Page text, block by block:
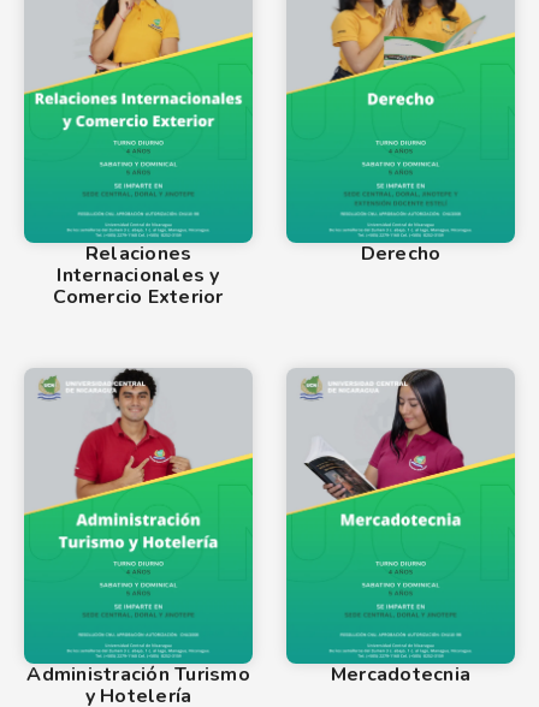
Relaciones
Internacionales y
Comercio Exterior
Derecho
Administración Turismo
y Hotelería
Mercadotecnia